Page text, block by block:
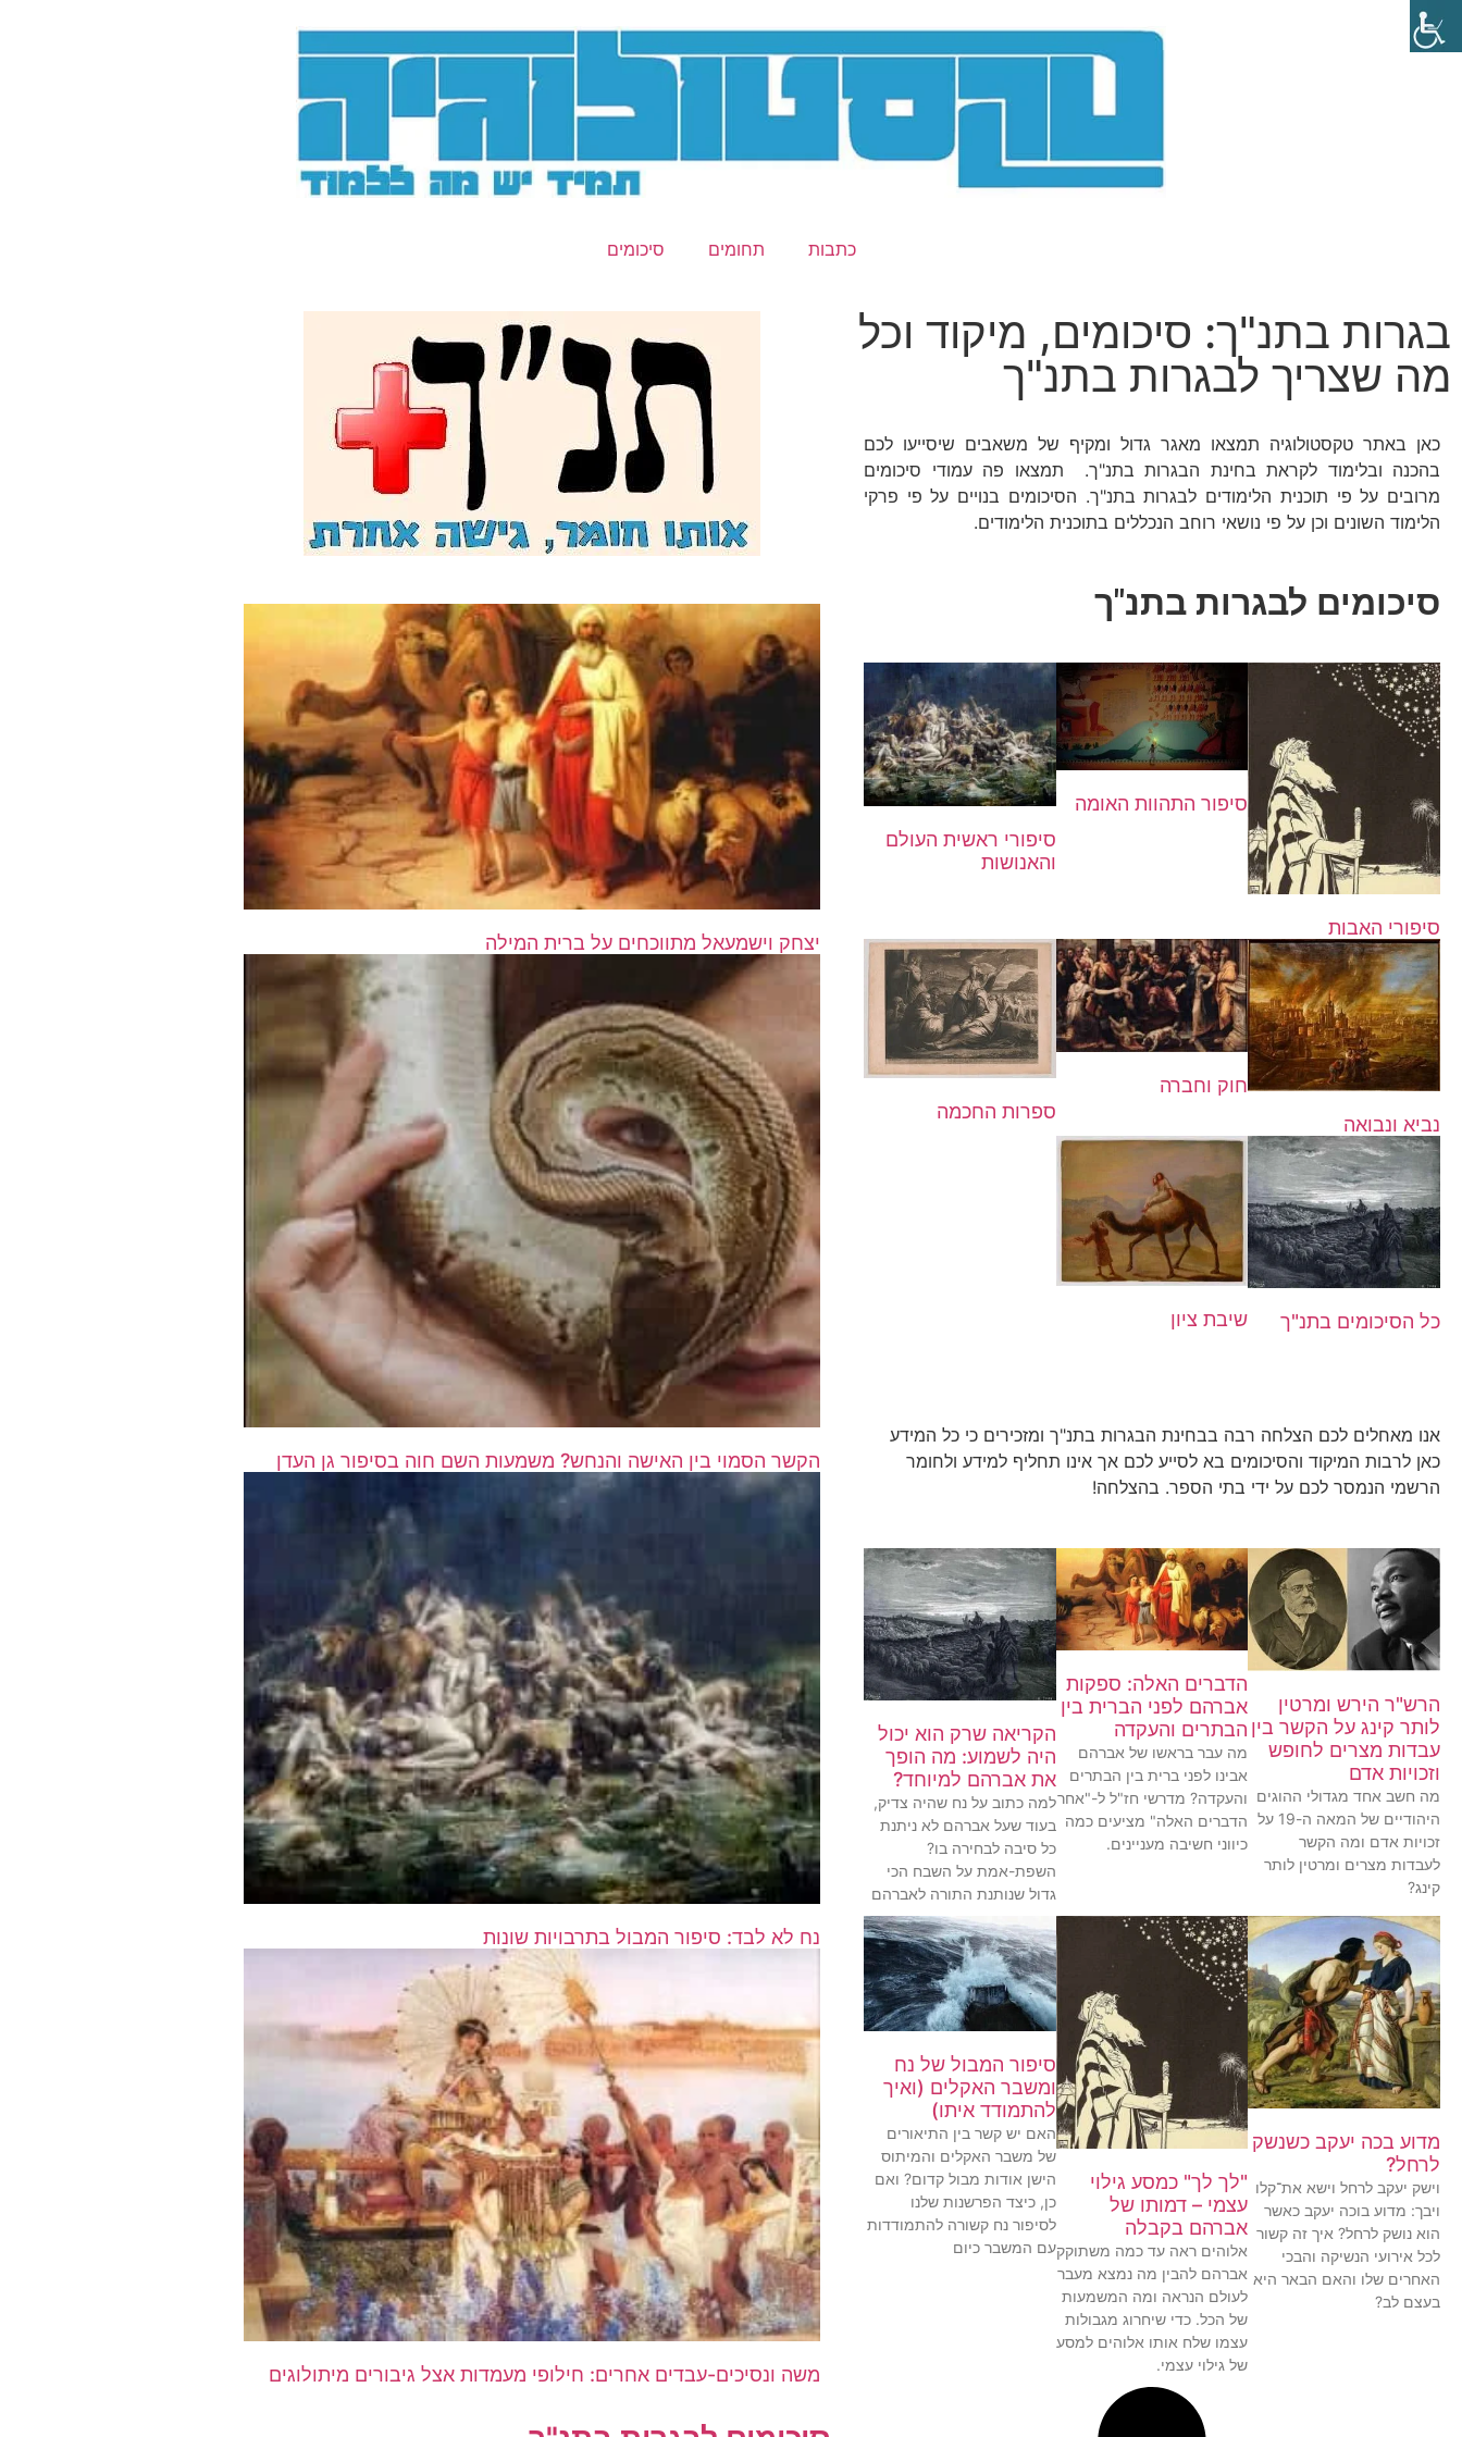
כתבות תחומים סיכומים
בגרות בתנ"ך: סיכומים, מיקוד וכל
מה שצריך לבגרות בתנ"ך
כאן באתר טקסטולוגיה תמצאו מאגר גדול ומקיף של משאבים שיסייעו לכם
בהכנה ובלימוד לקראת בחינת הבגרות בתנ"ך. תמצאו פה עמודי סיכומים
מרובים על פי תוכנית הלימודים לבגרות בתנ"ך. הסיכומים בנויים על פי פרקי
הלימוד השונים וכן על פי נושאי רוחב הנכללים בתוכנית הלימודים.
סיכומים לבגרות בתנ"ך
סיפורי האבות
סיפור התהוות האומה
סיפורי ראשית העולם
והאנושות
נביא ונבואה
חוק וחברה
ספרות החכמה
כל הסיכומים בתנ"ך שיבת ציון
אנו מאחלים לכם הצלחה רבה בבחינת הבגרות בתנ"ך ומזכירים כי כל המידע
כאן לרבות המיקוד והסיכומים בא לסייע לכם אך אינו תחליף למידע ולחומר
הרשמי הנמסר לכם על ידי בתי הספר. בהצלחה!
הרש"ר הירש ומרטין
לותר קינג על הקשר בין
עבדות מצרים לחופש
וזכויות אדם
מה חשב אחד מגדולי ההוגים
היהודיים של המאה ה-19 על
זכויות אדם ומה הקשר
לעבדות מצרים ומרטין לותר
קינג?
הדברים האלה: ספקות
אברהם לפני הברית בין
הבתרים והעקדה
מה עבר בראשו של אברהם
אבינו לפני ברית בין הבתרים
והעקדה? מדרשי חז"ל ל-"אחר
הדברים האלה" מציעים כמה
כיווני חשיבה מעניינים.
הקריאה שרק הוא יכול
היה לשמוע: מה הופך
את אברהם למיוחד?
למה כתוב על נח שהיה צדיק,
בעוד שעל אברהם לא ניתנת
כל סיבה לבחירה בו?
השפת-אמת על השבח הכי
גדול שנותנת התורה לאברהם
מדוע בכה יעקב כשנשק
לרחל?
וישק יעקב לרחל וישא את־קלו
ויבך: מדוע בוכה יעקב כאשר
הוא נושק לרחל? איך זה קשור
לכל אירועי הנשיקה והבכי
האחרים שלו והאם הבאר היא
בעצם לב?
"לך לך" כמסע גילוי
עצמי – דמותו של
אברהם בקבלה
אלוהים ראה עד כמה משתוקק
אברהם להבין מה נמצא מעבר
לעולם הנראה ומה המשמעות
של הכל. כדי שיחרוג מגבולות
עצמו שלח אותו אלוהים למסע
של גילוי עצמי.
סיפור המבול של נח
ומשבר האקלים (ואיך
להתמודד איתו)
האם יש קשר בין התיאורים
של משבר האקלים והמיתוס
הישן אודות מבול קדום? ואם
כן, כיצד הפרשנות שלנו
לסיפור נח קשורה להתמודדות
עם המשבר כיום
יצחק וישמעאל מתווכחים על ברית המילה
הקשר הסמוי בין האישה והנחש? משמעות השם חוה בסיפור גן העדן
נח לא לבד: סיפור המבול בתרבויות שונות
משה ונסיכים-עבדים אחרים: חילופי מעמדות אצל גיבורים מיתולוגים